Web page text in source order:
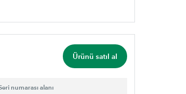
Ürünü satıl al
numarası alanı